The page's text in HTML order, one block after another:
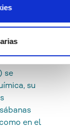
se
su
en el